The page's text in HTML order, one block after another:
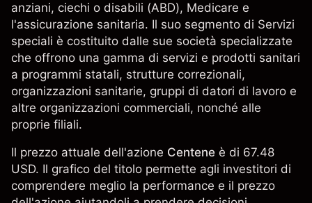
anziani, ciechi o disabili (ABD), Medicare e
l'assicurazione sanitaria. Il suo segmento di Servizi
speciali è costituito dalle sue società specializzate
che offrono una gamma di servizi e prodotti sanitari
a programmi statali, strutture correzionali,
organizzazioni sanitarie, gruppi di datori di lavoro e
altre organizzazioni commerciali, nonché alle
proprie filiali.
Il prezzo attuale dell'azione Centene è di 67.48
USD. Il grafico del titolo permette agli investitori di
comprendere meglio la performance e il prezzo